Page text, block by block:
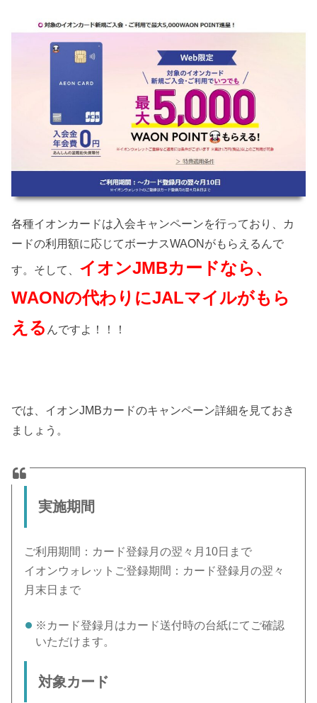
各種イオンカードは入会キャンペーンを行っており、カ
ードの利用額に応じてボーナスWAONがもらえるんで
す。そして、 イオンJMBカードなら、
WAONの代わりにJALマイルがもら
える んですよ！！！
では、イオンJMBカードのキャンペーン詳細を見ておき
ましょう。
実施期間
ご利用期間：カード登録月の翌々月10日まで
イオンウォレットご登録期間：カード登録月の翌々
月末日まで
※カード登録月はカード送付時の台紙にてご確認
いただけます。
対象カード